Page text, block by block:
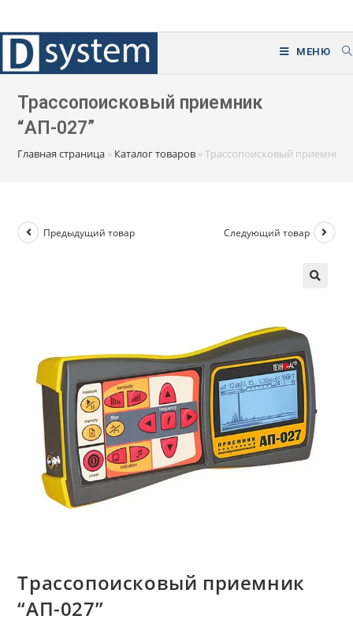
к
содержимому
МЕНЮ
Трассопоисковый приемник
“АП-027”
Главная страница » Каталог товаров »Трассопоисковый приемник
Предыдущий товар Следующий товар
Трассопоисковый приемник
“АП-027”